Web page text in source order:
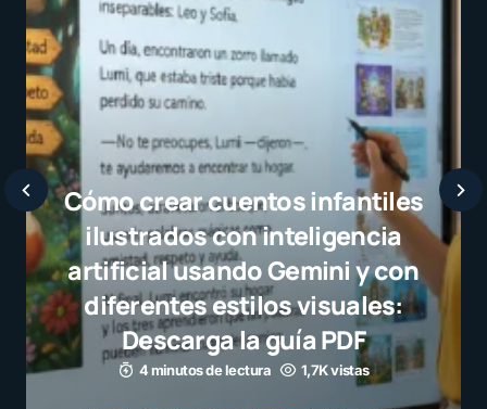
Javier Bardem elogia a la
selección campeona y destaca
el juego limpio como ejemplo
para millones de niños
3 minutos de lectura 1,1K vistas